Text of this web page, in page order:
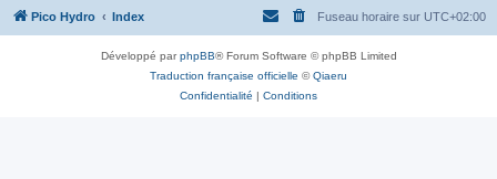
Pico Hydro Index Fuseau horaire sur UTC+02:00
Développé parphpBB® Forum Software © phpBB Limited
Traduction française officielle ©Qiaeru
Confidentialité | Conditions